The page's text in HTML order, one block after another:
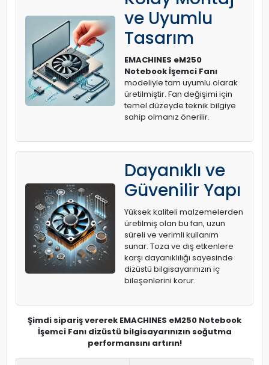
ve Uyumlu
Tasarım
EMACHINES eM250
Notebook İşemci Fanı
modeliyle tam uyumlu olarak
üretilmiştir. Fan değişimi için
temel düzeyde teknik bilgiye
sahip olmanız önerilir.
Dayanıklı ve
Güvenilir Yapı
Yüksek kaliteli malzemelerden
üretilmiş olan bu fan, uzun
süreli ve verimli kullanım
sunar. Toza ve dış etkenlere
karşı dayanıklılığı sayesinde
dizüstü bilgisayarınızın iç
bileşenlerini korur.
Şimdi sipariş vererek EMACHINES eM250 Notebook
İşemci Fanı dizüstü bilgisayarınızın soğutma
performansını artırın!